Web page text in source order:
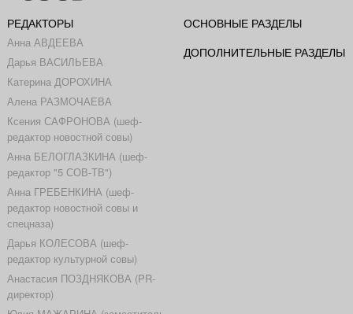
РЕДАКТОРЫ
Анна АВДЕЕВА
Дарья ВАСИЛЬЕВА
Катерина ДОРОХИНА
Алена РАЗМОЧАЕВА
Ксения САФРОНОВА (шеф-
редактор новостной совы)
Анна БЕЛОГЛАЗКИНА (шеф-
редактор "5 СОВ-ТВ")
Анна ГРЕБЕНКИНА (шеф-
редактор новостной совы и
спецназа)
Дарья КОЛЕСОВА (шеф-
редактор культурной совы)
Анастасия ПОЗДНЯКОВА (PR-
директор)
ОСНОВНЫЕ РАЗДЕЛЫ
ДОПОЛНИТЕЛЬНЫЕ РАЗДЕЛЫ